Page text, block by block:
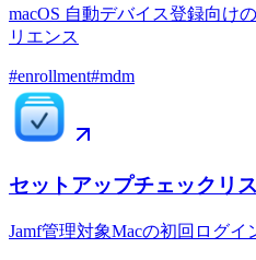
macOS 自動デバイス登録向け
リエンス
#enrollment#mdm
セットアップチェックリ
Jamf管理対象Macの初回ログイ